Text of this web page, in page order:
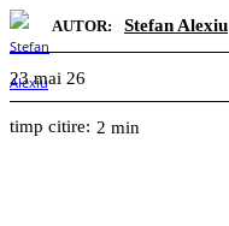
AUTOR: Stefan Alexiu
23 mai 26
timp citire: 2 min